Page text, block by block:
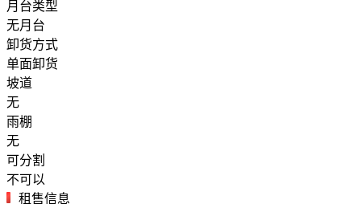
月台类型
无月台
卸货方式
单面卸货
坡道
无
雨棚
无
可分割
不可以
租售信息